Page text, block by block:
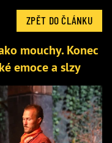
ZPĚT DO ČLÁNKU
mouchy. Konec
emoce a slzy